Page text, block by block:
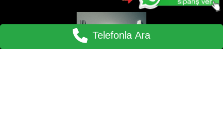
Telefonla Ara